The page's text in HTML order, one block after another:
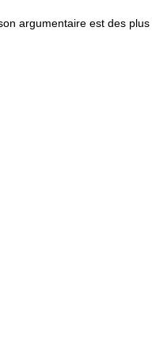
argumentaire est des plus